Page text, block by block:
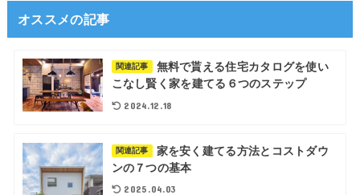
オススメの記事
関連記事
無料で貰える住宅カタログを使い
こなし賢く家を建てる６つのステップ
2024.12.18
関連記事
家を安く建てる方法とコストダウ
ンの７つの基本
2025.04.03